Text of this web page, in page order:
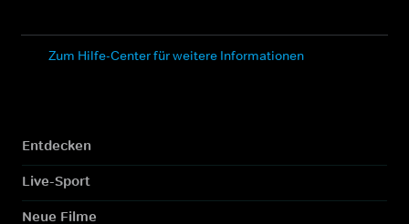
Zum Hilfe-Center für weitere Informationen
Entdecken
Live-Sport
Neue Filme